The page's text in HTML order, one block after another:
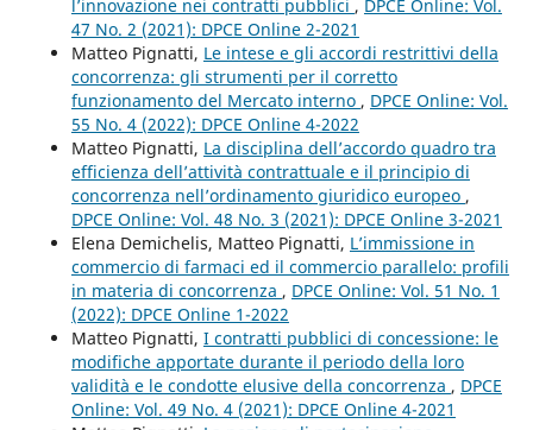
l’innovazione nei contratti pubblici , DPCE Online: Vol.
47 No. 2 (2021): DPCE Online 2-2021
Matteo Pignatti, Le intese e gli accordi restrittivi della
concorrenza: gli strumenti per il corretto
funzionamento del Mercato interno , DPCE Online: Vol.
55 No. 4 (2022): DPCE Online 4-2022
Matteo Pignatti, La disciplina dell’accordo quadro tra
efficienza dell’attività contrattuale e il principio di
concorrenza nell’ordinamento giuridico europeo ,
DPCE Online: Vol. 48 No. 3 (2021): DPCE Online 3-2021
Elena Demichelis, Matteo Pignatti, L’immissione in
commercio di farmaci ed il commercio parallelo: profili
in materia di concorrenza , DPCE Online: Vol. 51 No. 1
(2022): DPCE Online 1-2022
Matteo Pignatti, I contratti pubblici di concessione: le
modifiche apportate durante il periodo della loro
validità e le condotte elusive della concorrenza , DPCE
Online: Vol. 49 No. 4 (2021): DPCE Online 4-2021